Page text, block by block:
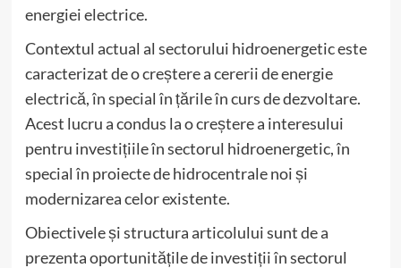
energiei electrice.
Contextul actual al sectorului hidroenergetic este
caracterizat de o creștere a cererii de energie
electrică, în special în țările în curs de dezvoltare.
Acest lucru a condus la o creștere a interesului
pentru investițiile în sectorul hidroenergetic, în
special în proiecte de hidrocentrale noi și
modernizarea celor existente.
Obiectivele și structura articolului sunt de a
prezenta oportunitățile de investiții în sectorul